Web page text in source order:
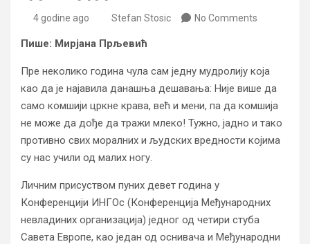
4 godine ago Stefan Stosic No Comments
Пише: Мирјана Прљевић
Пре неколико година чула сам једну мудролију која
као да је најавила данашња дешавања: Није више да
само комшији цркне крава, већ и мени, па да комшија
не може да дође да тражи млеко! Тужно, јадно и тако
противно свих моралних и људских вредности којима
су нас учили од малих ногу.
Личним присуством пуних девет година у
Конференцији ИНГОс (Конференција Међународних
невладиних организација) једног од четири стуба
Савета Европе, као један од оснивача и Међународни